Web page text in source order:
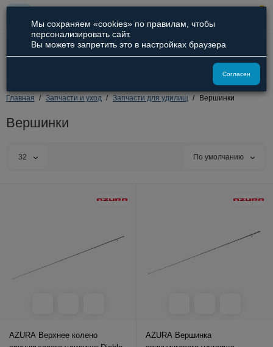
8 (800) 551-09-94
8 (929) 836-66-51
Главная Запчасти и уход Запчасти для удилищ Вершинки
Вершинки
32 По умолчанию
AZURA Верхнее колено
AZURA Вершинка
Мы сохраняем «cookies» по правилам, чтобы
персонализировать сайт.
Вы можете запретить это в настройках браузера
Согласен